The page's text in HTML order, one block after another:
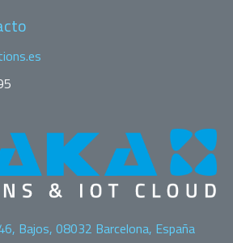
Bajos, 08032 Barcelona, España